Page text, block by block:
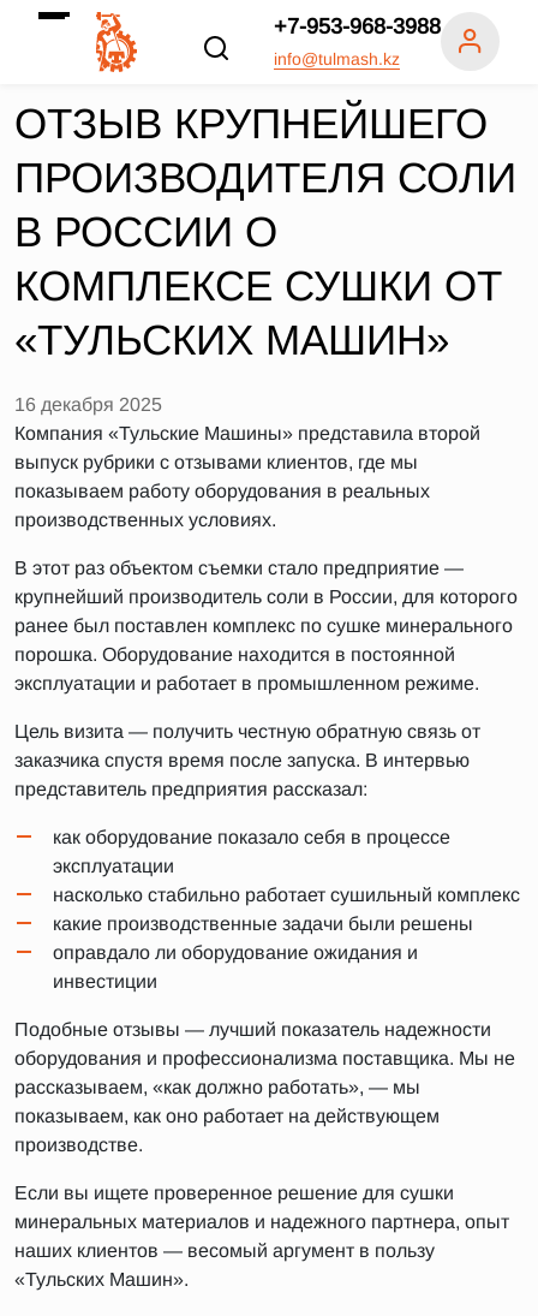
+7-953-968-3988
info@tulmash.kz
ОТЗЫВ КРУПНЕЙШЕГО
ПРОИЗВОДИТЕЛЯ СОЛИ
В РОССИИ О
КОМПЛЕКСЕ СУШКИ ОТ
«ТУЛЬСКИХ МАШИН»
16 декабря 2025
Компания «Тульские Машины» представила второй
выпуск рубрики с отзывами клиентов, где мы
показываем работу оборудования в реальных
производственных условиях.
В этот раз объектом съемки стало предприятие —
крупнейший производитель соли в России, для которого
ранее был поставлен комплекс по сушке минерального
порошка. Оборудование находится в постоянной
эксплуатации и работает в промышленном режиме.
Цель визита — получить честную обратную связь от
заказчика спустя время после запуска. В интервью
представитель предприятия рассказал:
как оборудование показало себя в процессе
эксплуатации
насколько стабильно работает сушильный комплекс
какие производственные задачи были решены
оправдало ли оборудование ожидания и
инвестиции
Подобные отзывы — лучший показатель надежности
оборудования и профессионализма поставщика. Мы не
рассказываем, «как должно работать», — мы
показываем, как оно работает на действующем
производстве.
Если вы ищете проверенное решение для сушки
минеральных материалов и надежного партнера, опыт
наших клиентов — весомый аргумент в пользу
«Тульских Машин».